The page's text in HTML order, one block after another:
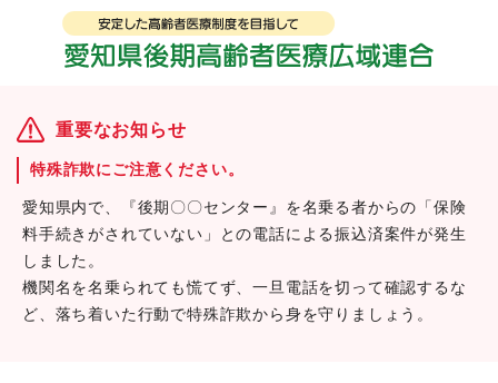
重要なお知らせ
特殊詐欺にご注意ください。
愛知県内で、『後期〇〇センター』を名乗る者からの「保険
料手続きがされていない」との電話による振込済案件が発生
しました。
機関名を名乗られても慌てず、一旦電話を切って確認するな
ど、落ち着いた行動で特殊詐欺から身を守りましょう。